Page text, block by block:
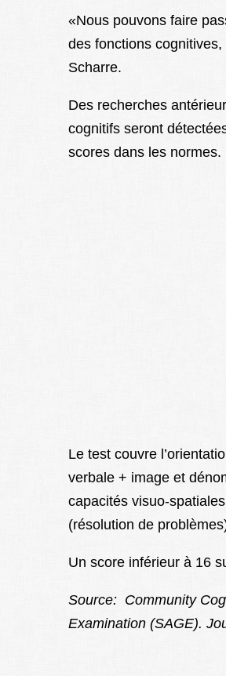
«Nous pouvons faire
des fonctions
Scharre.
Des recherches
cognitifs seront
scores dans les normes.
Le test couvre
verbale + image et
capacités visuo-
(résolution de
Un score inférieur à 16
Source: Community
Examination (SAGE).